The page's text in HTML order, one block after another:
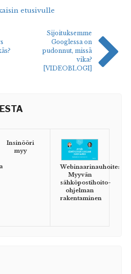
etusivulle
Sijoituksemme
Googlessa on
pudonnut, missä
vika?
[VIDEOBLOGI]
Insinööri
myy
Webinaarinauhoite:
Myyvän
sähköpostihoito-
ohjelman
rakentaminen